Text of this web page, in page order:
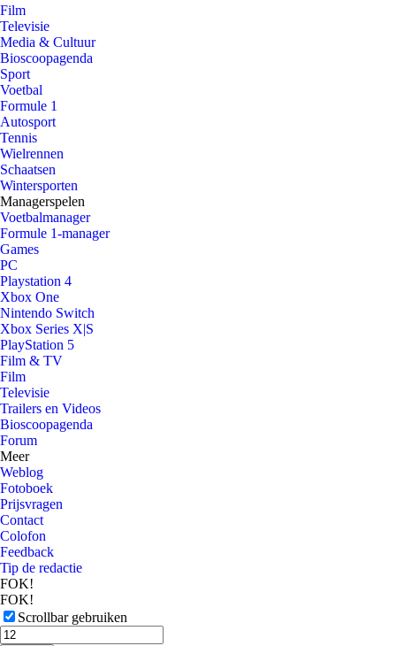
Film
Televisie
Media & Cultuur
Bioscoopagenda
Sport
Voetbal
Formule 1
Autosport
Tennis
Wielrennen
Schaatsen
Wintersporten
Managerspelen
Voetbalmanager
Formule 1-manager
Games
PC
Playstation 4
Xbox One
Nintendo Switch
Xbox Series X|S
PlayStation 5
Film & TV
Film
Televisie
Trailers en Videos
Bioscoopagenda
Forum
Meer
Weblog
Fotoboek
Prijsvragen
Contact
Colofon
Feedback
Tip de redactie
FOK!
FOK!
Scrollbar gebruiken